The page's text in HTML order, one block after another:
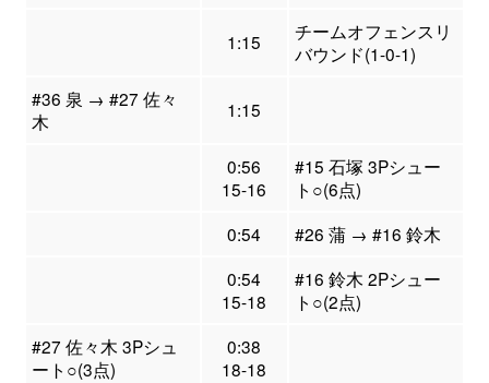
1:15
チームオフェンスリ
バウンド(1-0-1)
#36 泉 → #27 佐々
木
1:15
0:56
15-16
#15 石塚 3Pシュー
ト○(6点)
0:54
#26 蒲 → #16 鈴木
0:54
15-18
#16 鈴木 2Pシュー
ト○(2点)
#27 佐々木 3Pシュ
ート○(3点)
0:38
18-18